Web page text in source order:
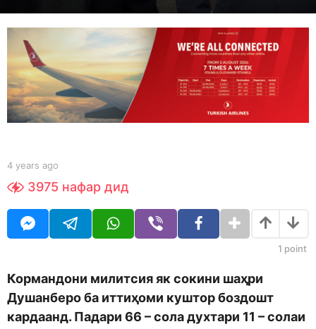
y
a
r
s
a
o
b
S
h
d
n
4 years ago
e
3975 нафар дид
1 point
Кормандони милитсия як сокини шаҳри
Душанберо ба иттиҳоми куштор боздошт
кардаанд. Падари 66 – сола духтари 11 – солаи